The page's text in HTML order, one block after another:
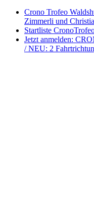
Crono Trofeo
Zimmerli und
Startliste
Jetzt anmelden:
/ NEU: 2